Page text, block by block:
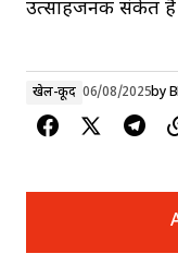
उत्साहजनक संकेत
खेल-कूद 06/08/2025by